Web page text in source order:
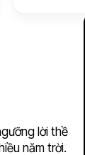
lời thề
năm trời.